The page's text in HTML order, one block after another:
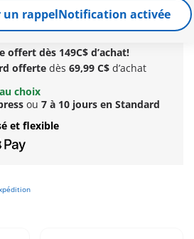
nombreux accessoires.
offert dès 149C$ d’achat!
offerte dès 69,99 C$ d’achat
choix
ou 7 à 10 jours en Standard
et flexible
rappelNotification activée